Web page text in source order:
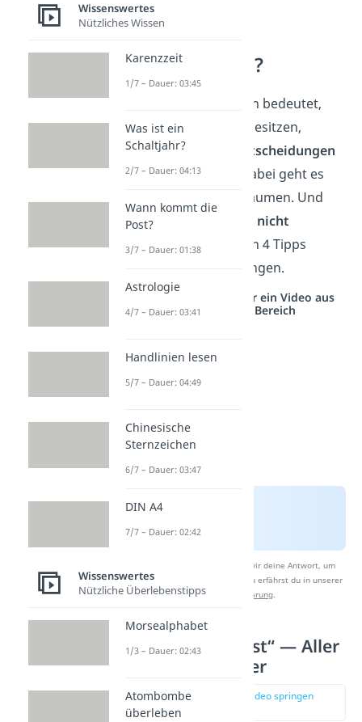
minimalistisch?
Minimalistisch zu leben bedeutet,
nicht nur weniger zu besitzen,
sondernbewusste Entscheidungen
im Alltag zu treffen. Dabei geht es
um mehr als nur Aufräumen. Und
das Beste daran: Es ist nicht
kompliziert. Mit diesen 4 Tipps
kannst du sofort anfangen.
Studyflix vernetzt: Hier ein Video aus
einem anderen Bereich
Nach Beantwortung speichern wir deine Antwort, um
Studyflix zu verbessern. Mehr dazu erfährst du in unserer
Datenschutzerklärung.
„Eat the Frog First“ — Aller
Anfang ist schwer
zur Stelle im Video springen
Wissenswertes
Nützliches Wissen
Karenzzeit
1/7 – Dauer: 03:45
Was ist ein
Schaltjahr?
2/7 – Dauer: 04:13
Wann kommt die
Post?
3/7 – Dauer: 01:38
Astrologie
4/7 – Dauer: 03:41
Handlinien lesen
5/7 – Dauer: 04:49
Chinesische
Sternzeichen
6/7 – Dauer: 03:47
DIN A4
7/7 – Dauer: 02:42
Wissenswertes
Nützliche Überlebenstipps
Morsealphabet
1/3 – Dauer: 02:43
Atombombe
überleben